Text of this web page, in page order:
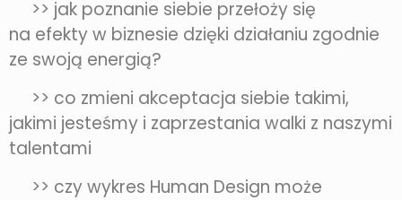
>> jak poznanie siebie przełoży się
na efekty w biznesie dzięki działaniu zgodnie
ze swoją energią?
>> co zmieni akceptacja siebie takimi,
jakimi jesteśmy i zaprzestania walki z naszymi
talentami
>> czy wykres Human Design może